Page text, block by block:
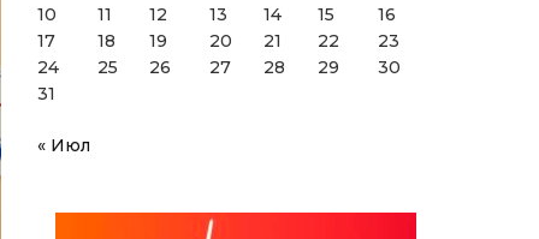
10
11 12 13 14 15
16
17
18 19 20 21 22
23
24
25 26 27 28 29
30
31
« Июл